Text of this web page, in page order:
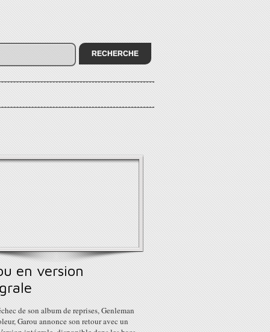
en version
de son album de reprises, Genleman
Garou annonce son retour avec un